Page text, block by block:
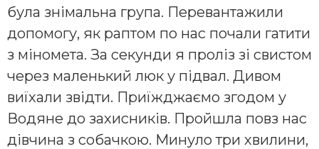
була знімальна група. Перевантажили
допомогу, як раптом по нас почали гатити
з міномета. За секунди я проліз зі свистом
через маленький люк у підвал. Дивом
виїхали звідти. Приїжджаємо згодом у
Водяне до захисників. Пройшла повз нас
дівчина з собачкою. Минуло три хвилини,